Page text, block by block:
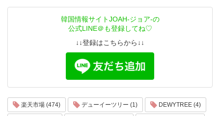
韓国情報サイトJOAH-ジョア-の
公式LINE＠も登録してね♡
↓↓登録はこちらから↓↓
楽天市場 (474) デューイーツリー (1) DEWYTREE (4)